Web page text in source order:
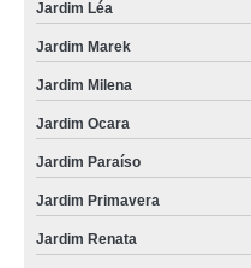
serviço de entrega expressa
serviço de entrega expressa de
busco por entrega super expressa
entrega expressa de documentos
Jardim Léa
Jardim Marek
Jardim Milena
Jardim Ocara
Jardim Paraíso
Jardim Primavera
Jardim Renata